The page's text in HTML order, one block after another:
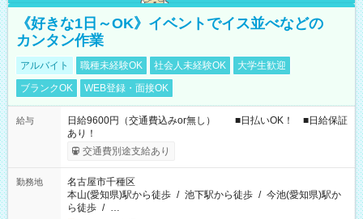
《好きな1日～OK》イベントでイス並べなどの
カンタン作業
アルバイト 職種未経験OK 社会人未経験OK
大学生歓迎
ブランクOK
WEB登録・面接OK
給与
日給9600円（交通費込みor無し） ■日払いOK！ ■日給保証
あり！
交通費別途支給あり
勤務地
名古屋市千種区
本山(愛知県)駅から徒歩 / 池下駅から徒歩 / 今池(愛知県)駅か
ら徒歩 / …